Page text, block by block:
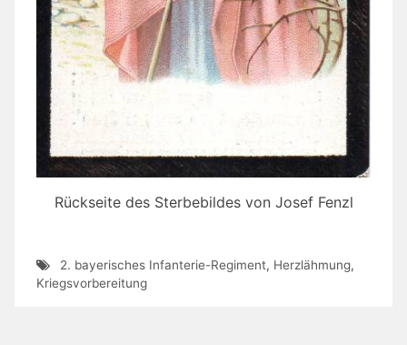
Rückseite des Sterbebildes von Josef Fenzl
2. bayerisches Infanterie-Regiment, Herzlähmung,
Kriegsvorbereitung